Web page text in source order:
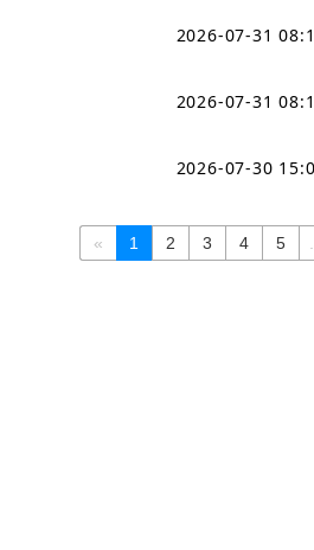
2026-07-31
2026-07-31
2026-07-30
« 1 2 3 4 5